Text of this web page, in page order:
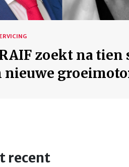
zoekt na
nieuwe
recent